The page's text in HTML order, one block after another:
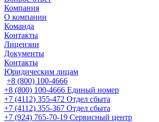
Компания
О компании
Команда
Контакты
Лицензии
Документы
Контакты
Юридическим лицам
+8 (800) 100-4666
+8 (800) 100-4666 Единый номер
+7 (4112) 355-472 Отдел сбыта
+7 (4112) 355-367 Отдел сбыта
+7 (924) 765-70-19 Сервисный центр